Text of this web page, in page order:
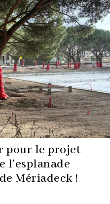
pour le projet
l’esplanade
Mériadeck !